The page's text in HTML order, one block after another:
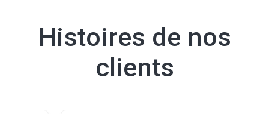
Histoires de nos
clients